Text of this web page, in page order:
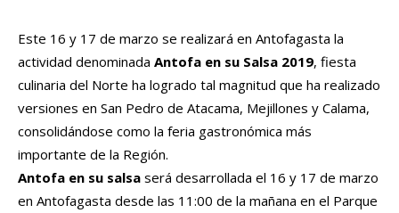
Este 16 y 17 de marzo se realizará en Antofagasta la
actividad denominada Antofa en su Salsa 2019, fiesta
culinaria del Norte ha logrado tal magnitud que ha realizado
versiones en San Pedro de Atacama, Mejillones y Calama,
consolidándose como la feria gastronómica más
importante de la Región.
Antofa en su salsa será desarrollada el 16 y 17 de marzo
en Antofagasta desde las 11:00 de la mañana en el Parque